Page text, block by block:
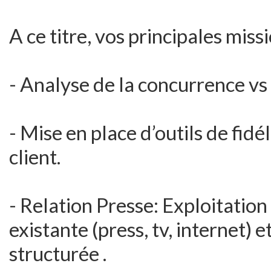
A ce titre, vos principales
- Analyse de la concurrence
- Mise en place d’outils de
client.
- Relation Presse:
existante (press, tv, internet)
structurée .